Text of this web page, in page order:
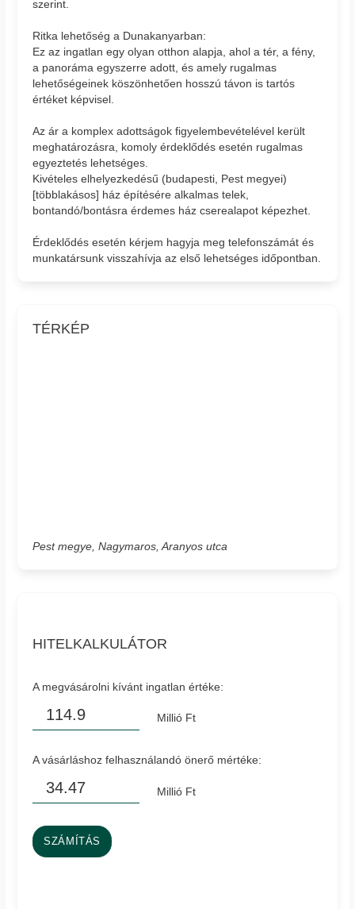
szerint.
Ritka lehetőség a Dunakanyarban:
Ez az ingatlan egy olyan otthon alapja, ahol a tér, a fény,
a panoráma egyszerre adott, és amely rugalmas
lehetőségeinek köszönhetően hosszú távon is tartós
értéket képvisel.
Az ár a komplex adottságok figyelembevételével került
meghatározásra, komoly érdeklődés esetén rugalmas
egyeztetés lehetséges.
Kivételes elhelyezkedésű (budapesti, Pest megyei)
[többlakásos] ház építésére alkalmas telek,
bontandó/bontásra érdemes ház cserealapot képezhet.
Érdeklődés esetén kérjem hagyja meg telefonszámát és
munkatársunk visszahívja az első lehetséges időpontban.
TÉRKÉP
Pest megye, Nagymaros, Aranyos utca
HITELKALKULÁTOR
A megvásárolni kívánt ingatlan értéke:
Millió Ft
A vásárláshoz felhasználandó önerő mértéke:
Millió Ft
SZÁMÍTÁS